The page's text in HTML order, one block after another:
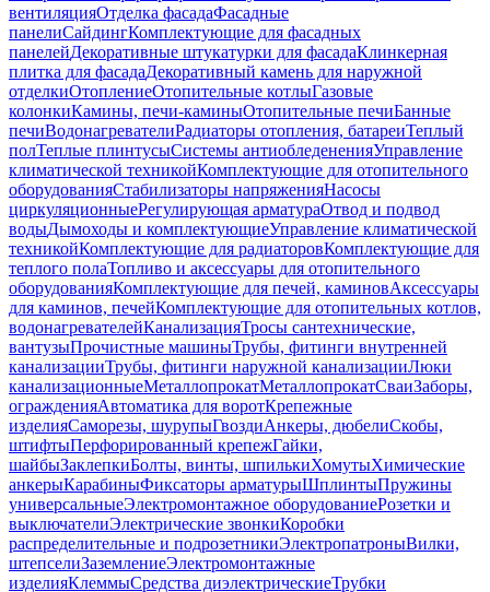
вентиляцияОтделка фасадаФасадные
панелиСайдингКомплектующие для фасадных
панелейДекоративные штукатурки для фасадаКлинкерная
плитка для фасадаДекоративный камень для наружной
отделкиОтоплениеОтопительные котлыГазовые
колонкиКамины, печи-каминыОтопительные печиБанные
печиВодонагревателиРадиаторы отопления, батареиТеплый
полТеплые плинтусыСистемы антиобледененияУправление
климатической техникойКомплектующие для отопительного
оборудованияСтабилизаторы напряженияНасосы
циркуляционныеРегулирующая арматураОтвод и подвод
водыДымоходы и комплектующиеУправление климатической
техникойКомплектующие для радиаторовКомплектующие для
теплого полаТопливо и аксессуары для отопительного
оборудованияКомплектующие для печей, каминовАксессуары
для каминов, печейКомплектующие для отопительных котлов,
водонагревателейКанализацияТросы сантехнические,
вантузыПрочистные машиныТрубы, фитинги внутренней
канализацииТрубы, фитинги наружной канализацииЛюки
канализационныеМеталлопрокатМеталлопрокатСваиЗаборы,
огражденияАвтоматика для воротКрепежные
изделияСаморезы, шурупыГвоздиАнкеры, дюбелиСкобы,
штифтыПерфорированный крепежГайки,
шайбыЗаклепкиБолты, винты, шпилькиХомутыХимические
анкерыКарабиныФиксаторы арматурыШплинтыПружины
универсальныеЭлектромонтажное оборудованиеРозетки и
выключателиЭлектрические звонкиКоробки
распределительные и подрозетникиЭлектропатроныВилки,
штепселиЗаземлениеЭлектромонтажные
изделияКлеммыСредства диэлектрическиеТрубки